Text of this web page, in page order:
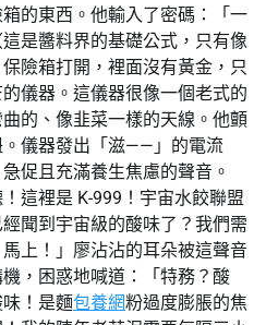
的東西。他輸入了密碼：「一
是醬料界的基礎公式，只有像
險箱打開，裡面沒有黃金，只
儀器。這儀器很像一個老式的
的、像韭菜一樣的天線。他顫
儀器發出「滋——」的電流
促且充滿養生焦慮的聲音。
這裡是 K-999！宇宙水餃聯盟
聞到宇宙級的酸味了？我們需
上！」廖沾沾的耳朵被這聲音
，困惑地喊道：「特務？酸
！是麵包養網粉過度膨脹的焦